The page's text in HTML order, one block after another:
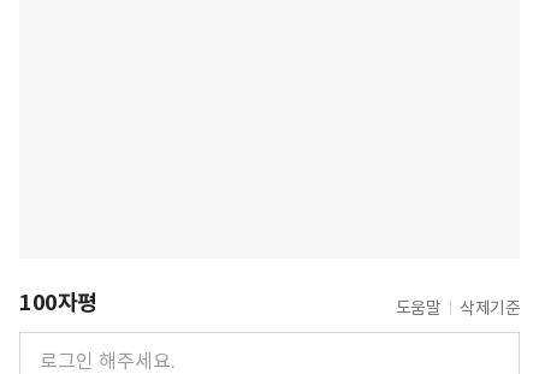
100자평 도움말 삭제기준